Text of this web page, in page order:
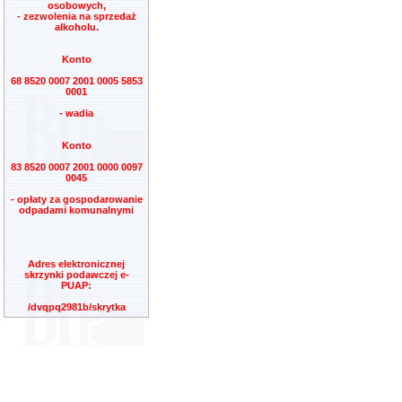
osobowych,
- zezwolenia na sprzedaż
alkoholu.
Konto
68 8520 0007 2001 0005 5853
0001
- wadia
Konto
83 8520 0007 2001 0000 0097
0045
- opłaty za gospodarowanie
odpadami komunalnymi
Adres elektronicznej
skrzynki podawczej e-
PUAP:
/dvqpq2981b/skrytka